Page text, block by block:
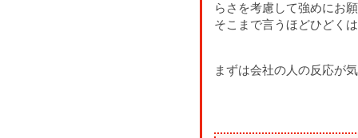
らさを考慮して強めにお
そこまで言うほどひどく
まずは会社の人の反応が